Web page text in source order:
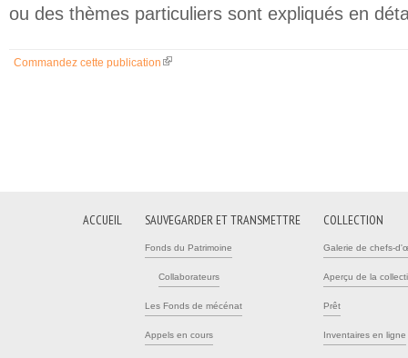
ou des thèmes particuliers sont expliqués en
Commandez cette publication (link is external)
ACCUEIL SAUVEGARDER ET TRANSMETTRE
Fonds du Patrimoine
Collaborateurs
Les Fonds de mécénat
Appels en cours
COLLECTION
Galerie de chefs-
Aperçu de la
Prêt
Inventaires en ligne